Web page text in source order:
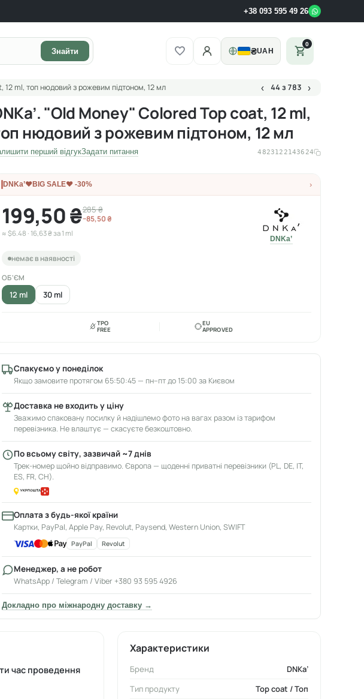
+38 093 595 49 26
Знайти ₴UAH
0
12 ml, топ нюдовий з рожевим підтоном, 12 мл ‹ 44 з 783 ›
"Old Money" Colored Top coat, 12 ml,
нюдовий з рожевим підтоном, 12 мл
перший відгукЗадати питання 4823122143624
DNKa’❤️BIG SALE❤️ -30% ›
199,50 ₴285 ₴
−85,50 ₴
≈ $6.48 · 16,63 ₴ за 1 ml
DNKa’
немає в наявності
ОБ'ЄМ
12 ml 30 ml
TPO
FREE
EU
APPROVED
Спакуємо у понеділок
Якщо замовите протягом 65:50:44 — пн–пт до 15:00 за Києвом
Доставка не входить у ціну
Зважимо спаковану посилку й надішлемо фото на вагах разом із тарифом
перевізника. Не влаштує — скасуєте безкоштовно.
По всьому світу, зазвичай ~7 днів
Трек-номер щойно відправимо. Європа — щоденні приватні перевізники (PL, DE, IT,
ES, FR, CH).
Оплата з будь-якої країни
Картки, PayPal, Apple Pay, Revolut, Paysend, Western Union, SWIFT
PayPal Revolut
Менеджер, а не робот
WhatsApp / Telegram / Viber +380 93 595 4926
Докладно про міжнародну доставку →
час проведення
Характеристики
Бренд
DNKa’
Тип продукту
Top coat / Топ